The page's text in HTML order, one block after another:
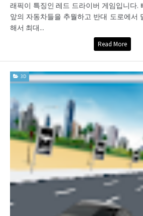
래픽이 특징인 레드 드라이버 게임입니다.
앞의 자동차들을 추월하고 반대 도로에서
해서 최대...
Read More
3D